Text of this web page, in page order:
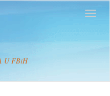
U FBiH